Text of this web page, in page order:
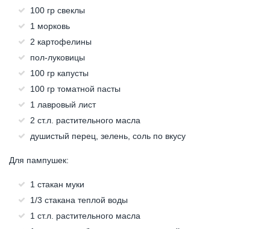
100 гр свеклы
1 морковь
2 картофелины
пол-луковицы
100 гр капусты
100 гр томатной пасты
1 лавровый лист
2 ст.л. растительного масла
душистый перец, зелень, соль по вкусу
Для пампушек:
1 стакан муки
1/3 стакана теплой воды
1 ст.л. растительного масла